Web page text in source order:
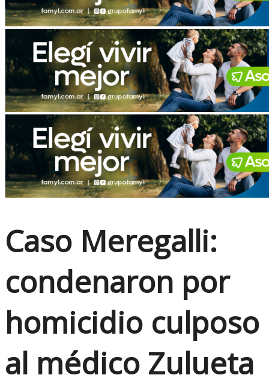
No Result
View All Result
Caso Meregalli:
condenaron por
homicidio culposo
al médico Zulueta